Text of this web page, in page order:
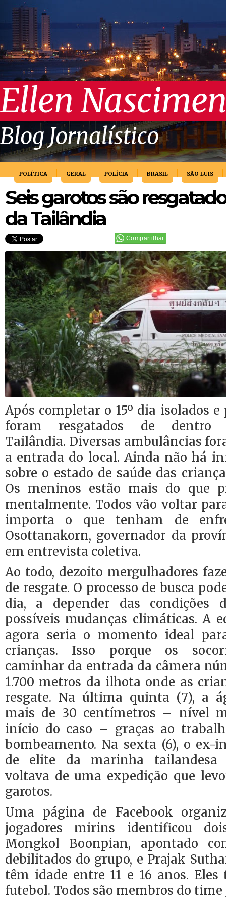
Ellen
Blog Jornalístico
POLÍTICA GERAL POLÍCIA BRASIL SÃO LUIS
Seis garotos são
da Tailândia
Compartilhar
Após completar o 15º dia isolados e
foram resgatados de
Tailândia. Diversas ambulâncias
a entrada do local. Ainda não há
sobre o estado de saúde das
Os meninos estão mais do que
mentalmente. Todos vão voltar
importa o que tenham de
Osottanakorn, governador da
em entrevista coletiva.
Ao todo, dezoito mergulhadores
de resgate. O processo de busca
dia, a depender das condições
possíveis mudanças climáticas. A
agora seria o momento ideal
crianças. Isso porque os
caminhar da entrada da câmera
1.700 metros da ilhota onde as
resgate. Na última quinta (7), a
mais de 30 centímetros – nível
início do caso – graças ao
bombeamento. Na sexta (6), o ex-
de elite da marinha tailandesa
voltava de uma expedição que
garotos.
Uma página de Facebook
jogadores mirins identificou
Mongkol Boonpian, apontado
debilitados do grupo, e Prajak
têm idade entre 11 e 16 anos.
futebol. Todos são membros do time